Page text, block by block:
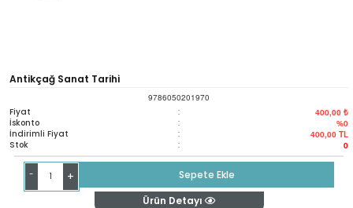
Antikçağ Sanat Tarihi
9786050201970
Fiyat : 400,00 ₺
İskonto : %0
İndirimli Fiyat : 400,00 TL
Stok : 0
- +
Sepete Ekle
Ürün Detayı